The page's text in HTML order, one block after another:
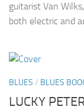
guitarist Van
both electric and
BLUES / BLUES
LUCKY